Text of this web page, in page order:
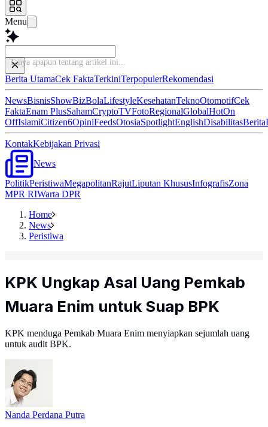
Menu
Tanya apapu
Berita UtamaCek FaktaTerkiniTerpopulerRekomendasi
NewsBisnisShowBizBolaLifestyleKesehatanTeknoOtomotifCek
FaktaEnam PlusSahamCryptoTVFotoRegionalGlobalHotOn
OffIslamiCitizen6OpiniFeedsOtosiaSpotlightEnglishDisabilitasBerita
KontakKebijakan Privasi
News
PolitikPeristiwaMegapolitanRajutLiputan KhususInfografisZona
MPR RIWarta DPR
Home
News
Peristiwa
KPK Ungkap Asal Uang Pemkab
Muara Enim untuk Suap BPK
KPK menduga Pemkab Muara Enim menyiapkan sejumlah uang
untuk audit BPK.
Nanda Perdana Putra